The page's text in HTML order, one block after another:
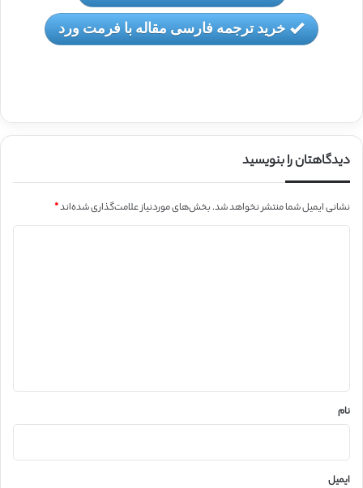
خرید ترجمه فارسی مقاله با فرمت ورد
دیدگاهتان را بنویسید
نشانی ایمیل شما منتشر نخواهد شد.بخش‌های موردنیاز علامت‌گذاری شده‌اند*
نام
ایمیل